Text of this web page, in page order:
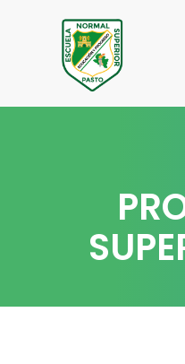
contenido